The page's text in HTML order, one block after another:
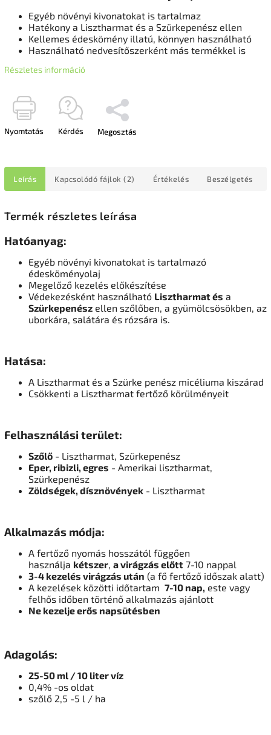
Egyéb növényi kivonatokat is tartalmaz
Hatékony a Lisztharmat és a Szürkepenész ellen
Kellemes édeskömény illatú, könnyen használható
Használható nedvesítőszerként más termékkel is
Részletes információ
Nyomtatás Kérdés Megosztás
Leírás Kapcsolódó fájlok (2) Értékelés Beszélgetés
Termék részletes leírása
Hatóanyag:
Egyéb növényi kivonatokat is tartalmazó
édesköményolaj
Megelőző kezelés előkészítése
Védekezésként használható Lisztharmat és a
Szürkepenész ellen szőlőben, a gyümölcsösökben, az
uborkára, salátára és rózsára is.
Hatása:
A Lisztharmat és a Szürke penész micéliuma kiszárad
Csökkenti a Lisztharmat fertőző körülményeit
Felhasználási terület:
Szőlő - Lisztharmat, Szürkepenész
Eper, ribizli, egres - Amerikai lisztharmat,
Szürkepenész
Zöldségek, dísznövények - Lisztharmat
Alkalmazás módja:
A fertőző nyomás hosszától függően
használja kétszer, a virágzás előtt 7-10 nappal
3-4 kezelés virágzás után (a fő fertőző időszak alatt)
A kezelések közötti időtartam 7-10 nap, este vagy
felhős időben történő alkalmazás ajánlott
Ne kezelje erős napsütésben
Adagolás:
25-50 ml / 10 liter víz
0,4% -os oldat
szőlő 2,5 -5 l / ha